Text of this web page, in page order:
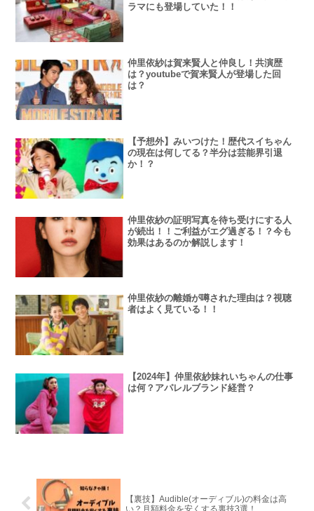
ラマにも登場していた！！
仲里依紗は賀来賢人と仲良し！共演歴
は？youtubeで賀来賢人が登場した回
は？
【予想外】みいつけた！歴代スイちゃん
の現在は何してる？半分は芸能界引退
か！？
仲里依紗の証明写真を待ち受けにする人
が続出！！ご利益がエグ過ぎる！？今も
効果はあるのか解説します！
仲里依紗の離婚が噂された理由は？視聴
者はよく見ている！！
【2024年】仲里依紗妹れいちゃんの仕事
は何？アパレルブランド経営？
【裏技】Audible(オーディブル)の料金は高
い？月額料金を安くする裏技3選！